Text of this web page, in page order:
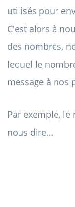
utilisés pour
C'est alors à
des nombres,
lequel le
message à nos
Par exemple,
nous dire…